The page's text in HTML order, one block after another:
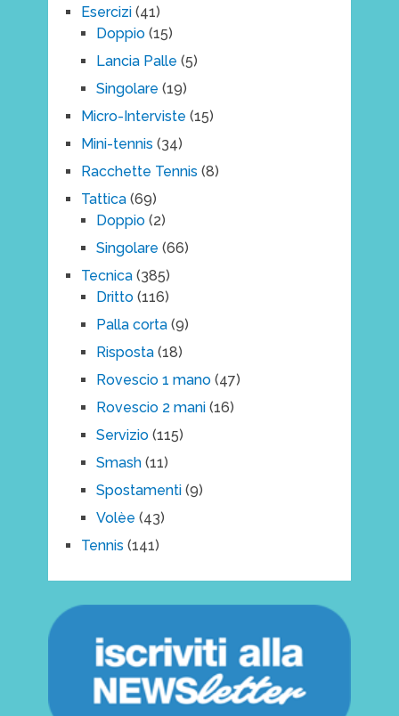
Esercizi(41)
Doppio(15)
Lancia Palle (5)
Singolare (19)
Micro-Interviste (15)
Mini-tennis (34)
Racchette Tennis (8)
Tattica(69)
Doppio(2)
Singolare (66)
Tecnica(385)
Dritto(116)
Palla corta(9)
Risposta(18)
Rovescio 1 mano(47)
Rovescio 2 mani(16)
Servizio(115)
Smash(11)
Spostamenti(9)
Volèe (43)
Tennis (141)